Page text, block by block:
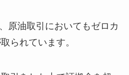
原油取引においてもゼロカ
られています。